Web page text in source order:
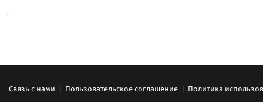
Связь с нами | Пользовательское соглашение | Политика